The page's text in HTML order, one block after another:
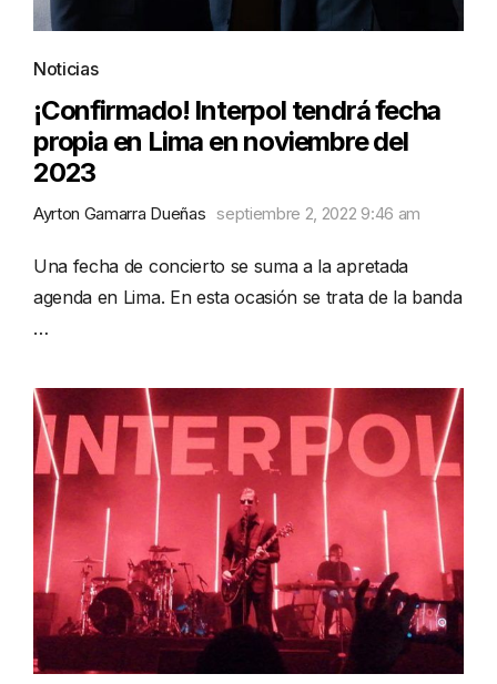
Noticias
¡Confirmado! Interpol tendrá fecha
propia en Lima en noviembre del
2023
Ayrton Gamarra Dueñas septiembre 2, 2022 9:46 am
Una fecha de concierto se suma a la apretada
agenda en Lima. En esta ocasión se trata de la banda
…